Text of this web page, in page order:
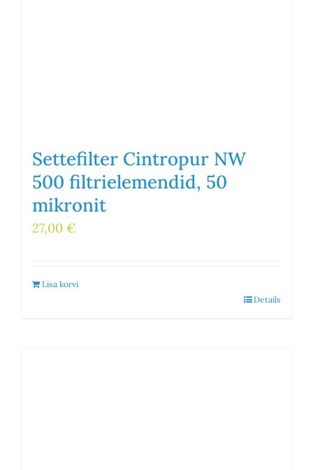
Settefilter Cintropur NW
500 filtrielemendid, 50
mikronit
27,00 €
Lisa korvi
Details